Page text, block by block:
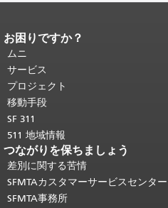
ページコンテンツの終わり。
ジの残りの部分はすべてのページで繰
り返されます。
頭に戻る。
お困りですか？
ムニ
サービス
プロジェクト
移動手段
SF 311
511 地域情報
つながりを保ちましょう
差別に関する苦情
SFMTAカスタマーサービスセンター
SFMTA事務所